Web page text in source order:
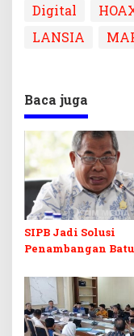
Digital
LANSIA
Baca juga
SIPB Jadi Solusi
Penambangan
di Sultra